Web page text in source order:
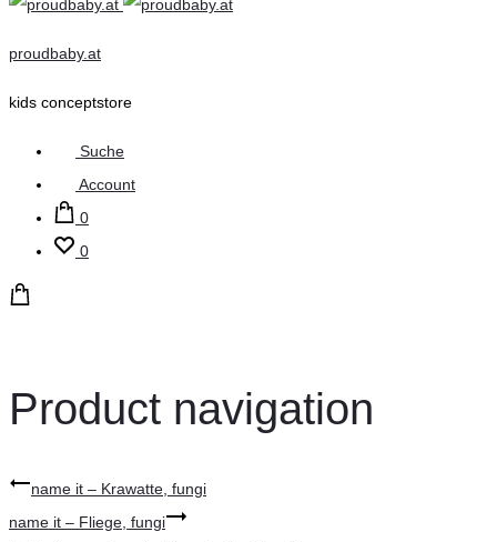
proudbaby.at
kids conceptstore
Suche
Account
0
0
Product navigation
name it – Krawatte, fungi
name it – Fliege, fungi